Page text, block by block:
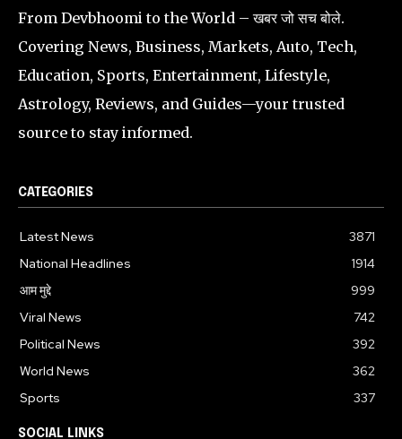
From Devbhoomi to the World – खबर जो सच बोले.
Covering News, Business, Markets, Auto, Tech,
Education, Sports, Entertainment, Lifestyle,
Astrology, Reviews, and Guides—your trusted
source to stay informed.
CATEGORIES
Latest News
3871
National Headlines
1914
आम मुद्दे
999
Viral News
742
Political News
392
World News
362
Sports
337
SOCIAL LINKS